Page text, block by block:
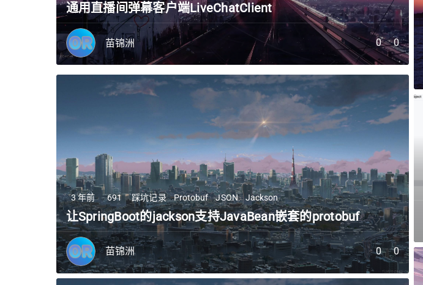
通用直播间弹幕客户端LiveChatClient
苗锦洲 0 0
忘了买电脑音响？手机来替代！
苗锦洲 0 0
3 年前 691 踩坑记录 Protobuf JSON Jackson
让SpringBoot的jackson支持JavaBean嵌套的protobuf
苗锦洲 0 0